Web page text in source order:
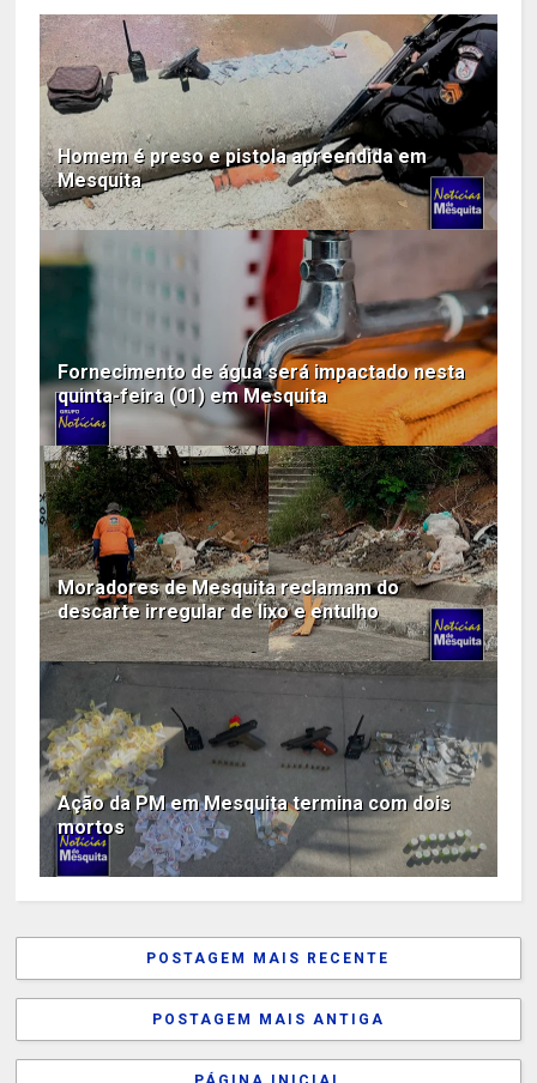
Homem é preso e pistola apreendida em
Mesquita
Fornecimento de água será impactado nesta
quinta-feira (01) em Mesquita
Moradores de Mesquita reclamam do
descarte irregular de lixo e entulho
Ação da PM em Mesquita termina com dois
mortos
POSTAGEM MAIS RECENTE
POSTAGEM MAIS ANTIGA